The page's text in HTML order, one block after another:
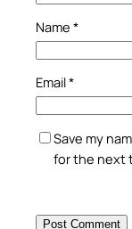
Name *
Email*
Save my
for the next